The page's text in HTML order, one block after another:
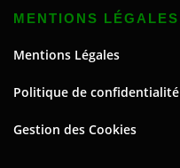
MENTIONS LÉGALES
Mentions Légales
Politique de confidentialité
Gestion des Cookies